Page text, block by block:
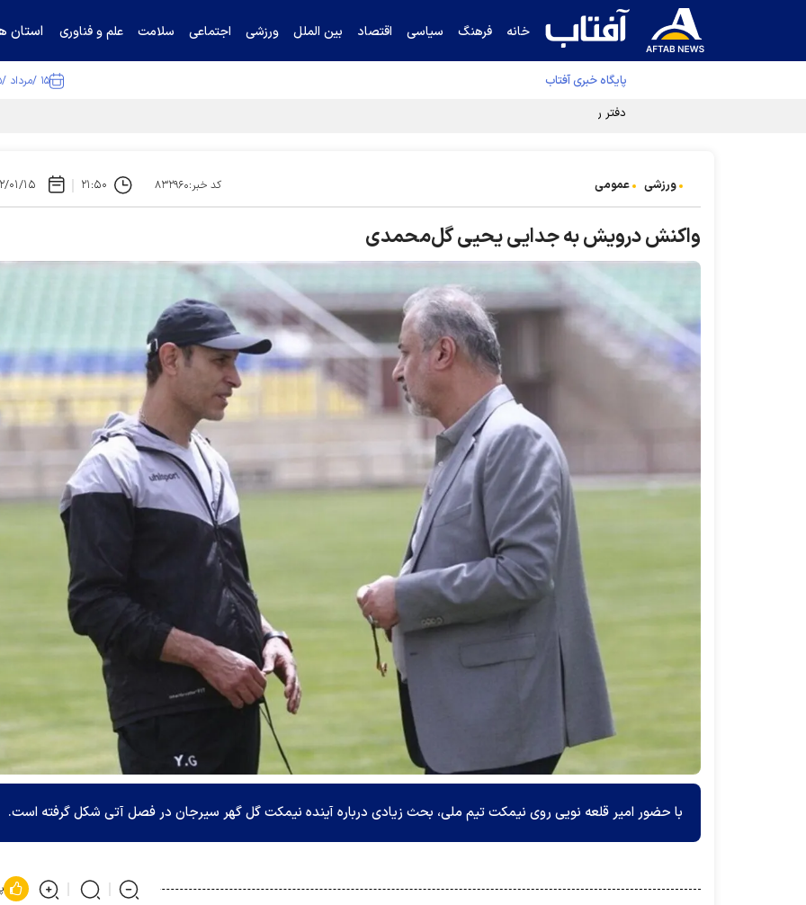
خانه فرهنگ سیاسی اقتصاد بین الملل ورزشی اجتماعی سلامت علم و فناوری استان
پایگاه خبری آفتاب ۱۵ /مرداد /۱۴۰۵
دفتر رهبر انقلاب ادعای خرازی درباره پزشکیان را تکذیب کرد
ورزشی عمومی کد خبر:۸۳۲۹۶۰ ۲۱:۵۰ ۱۴۰۲/
واکنش درویش به جدایی یحیی گل‌محمدی
با حضور امیر قلعه نویی روی نیمکت تیم ملی، بحث زیادی درباره آینده نیمکت گل گهر سیرجان در فصل آتی شکل گرفته است.